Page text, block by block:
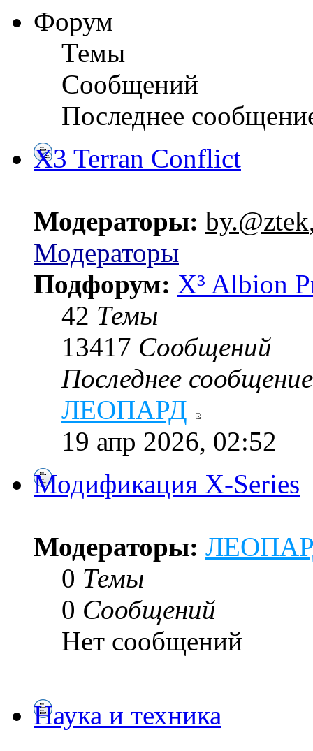
Форум
Темы
Сообщений
Последнее
X3 Terran Conflict
Модераторы: by.@ztek
Модераторы
Подфорум: X³ Albion
42 Темы
13417 Сообщений
Последнее сообщение
ЛЕОПАРД
19 апр 2026, 02:52
Модификация X-Series
Модераторы:
0 Темы
0 Сообщений
Нет сообщений
Наука и техника